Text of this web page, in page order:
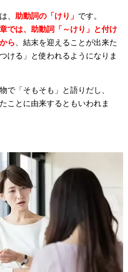
、 助動詞の「けり」 です。
では、助動詞「～けり」と付け
ら
、結末を迎えることが出来た
ける」と使われるようになりま
で「そもそも」と語りだし、
ことに由来するともいわれま